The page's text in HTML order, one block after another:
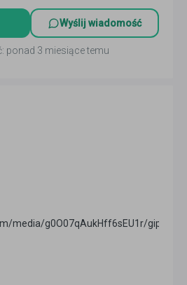
Wyślij wiadomość
ponad 3 miesiące temu
media/g0O07qAukHff6sEU1r/giphy.gif